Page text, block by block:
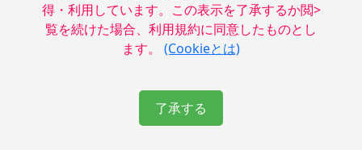
得・利用しています。この表示を了承するか閲>
覧を続けた場合、利用規約に同意したものとし
ます。 (Cookieとは)
了承する